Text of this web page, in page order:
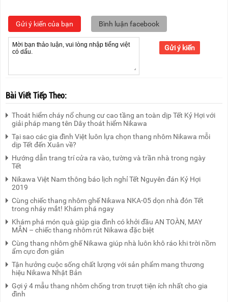
Gửi ý kiến của bạn Bình luận facebook
Gửi ý kiến
Bài Viết Tiếp Theo:
Thoát hiểm cháy nổ chung cư cao tầng an toàn dịp Tết Kỷ Hợi với
giải pháp mang tên Dây thoát hiểm Nikawa
Tại sao các gia đình Việt luôn lựa chọn thang nhôm Nikawa mỗi
dịp Tết đến Xuân về?
Hướng dẫn trang trí cửa ra vào, tường và trần nhà trong ngày
Tết
Nikawa Việt Nam thông báo lịch nghỉ Tết Nguyên đán Kỷ Hợi
2019
Cùng chiếc thang nhôm ghế Nikawa NKA-05 dọn nhà đón Tết
trong nháy mắt! Khám phá ngay
Khám phá món quà giúp gia đình có khởi đầu AN TOÀN, MAY
MẮN – chiếc thang nhôm rút Nikawa đặc biệt
Cùng thang nhôm ghế Nikawa giúp nhà luôn khô ráo khi trời nồm
ẩm cực đơn giản
Tận hưởng cuộc sống chất lượng với sản phẩm mang thương
hiệu Nikawa Nhật Bản
Gợi ý 4 mẫu thang nhôm chống trơn trượt tiện ích nhất cho gia
đình